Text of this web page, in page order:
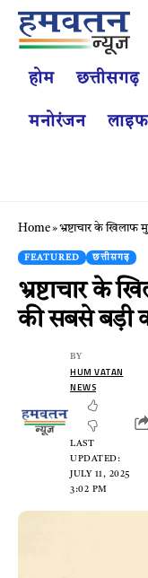
होम छत्तीसगढ़
मनोरंजन
Home»भ्रष्टाचार के खिलाफ
FEATURED छत्तीसगढ़
भ्रष्टाचार के
की सबसे बड़ी
LAST
UPDATED:
JULY 11, 2025
3:02 PM
BY
HUM VATAN
NEWS